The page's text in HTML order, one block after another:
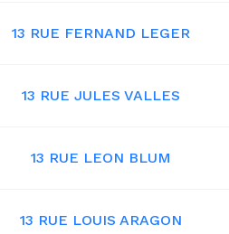
13 RUE FERNAND LEGER
13 RUE JULES VALLES
13 RUE LEON BLUM
13 RUE LOUIS ARAGON